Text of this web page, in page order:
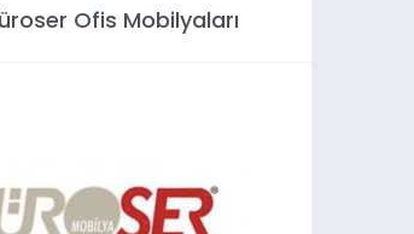
Ofis Mobilyaları